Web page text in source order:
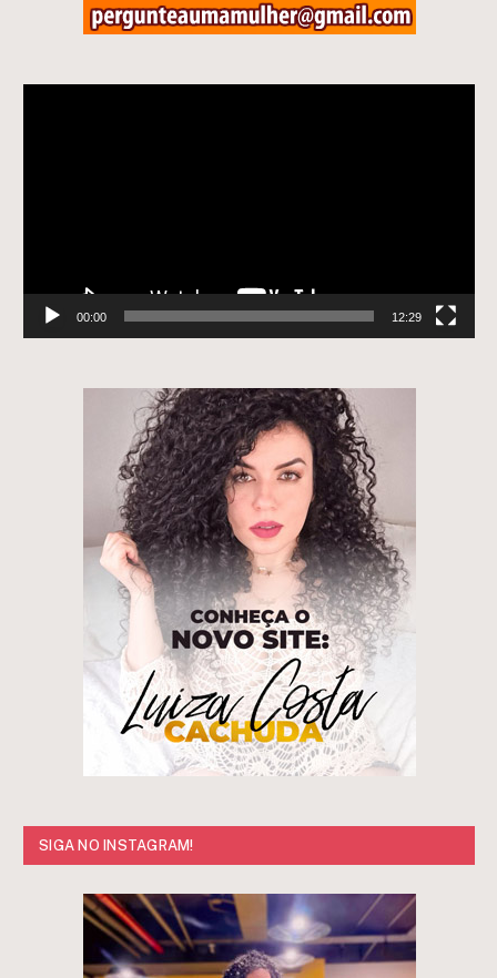
00:00 12:29
SIGA NO INSTAGRAM!